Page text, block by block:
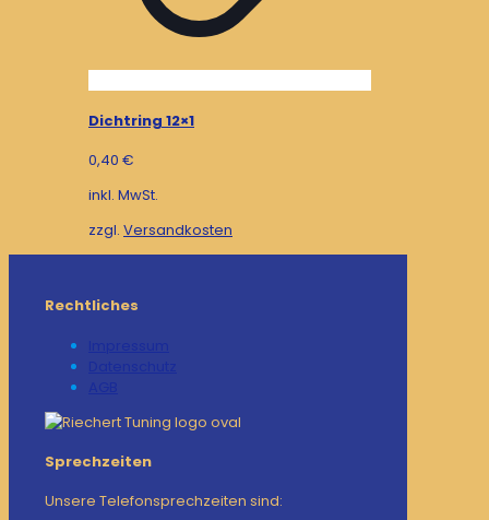
Dichtring 12×1
0,40 €
inkl. MwSt.
zzgl. Versandkosten
Rechtliches
Sprechzeiten
Unsere Telefonsprechzeiten sind: